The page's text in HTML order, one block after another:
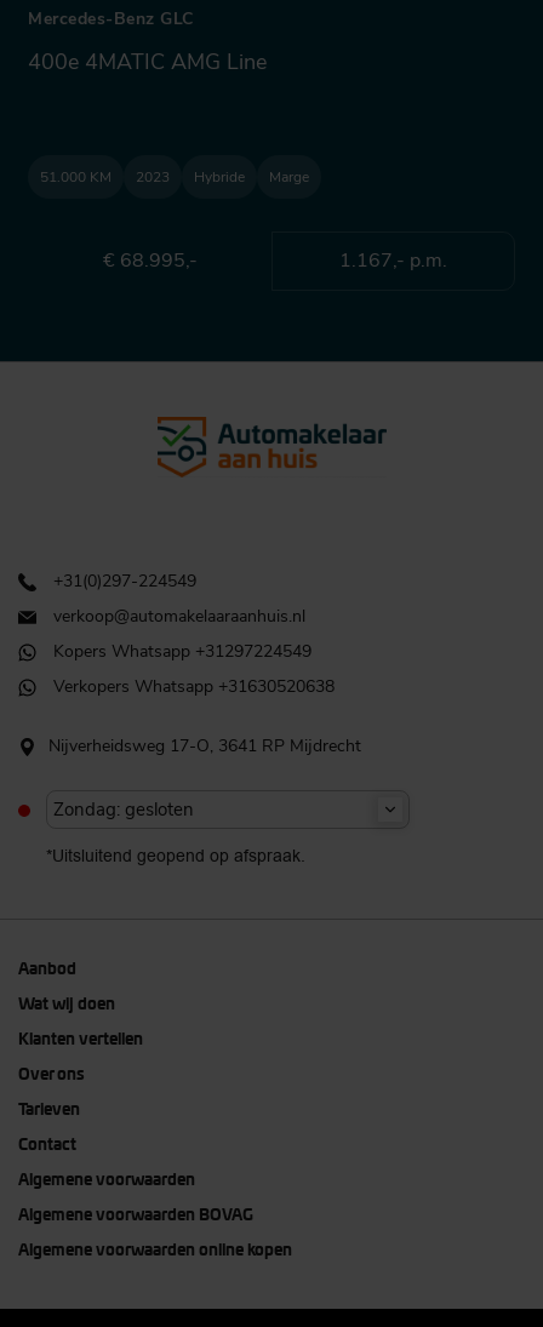
Mercedes-Benz GLC
400e 4MATIC AMG Line
51.000 KM 2023 Hybride Marge
€ 68.995,- 1.167,- p.m.
+31(0)297-224549
verkoop@automakelaaraanhuis.nl
Kopers Whatsapp +31297224549
Verkopers Whatsapp +31630520638
Nijverheidsweg 17-O, 3641 RP Mijdrecht
Zondag: gesloten
*Uitsluitend geopend op afspraak.
Aanbod
Wat wij doen
Klanten vertellen
Over ons
Tarieven
Contact
Algemene voorwaarden
Algemene voorwaarden BOVAG
Algemene voorwaarden online kopen